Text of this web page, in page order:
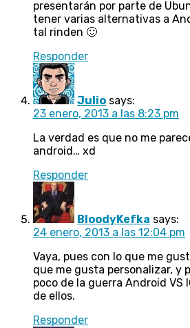
presentarán por parte de
tener varias alternativas a
tal rinden 🙂
Responder
Julio says:
23 enero, 2013 a las 8:23 pm
La verdad es que no me
android… xd
Responder
BloodyKefka says:
24 enero, 2013 a las 12:04 pm
Vaya, pues con lo que me
que me gusta personalizar, y
poco de la guerra Android VS
de ellos.
Responder